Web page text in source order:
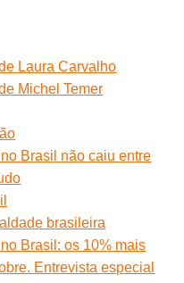
Laura Carvalho
Michel Temer
Brasil não caiu entre
brasileira
Brasil: os 10% mais
Entrevista especial